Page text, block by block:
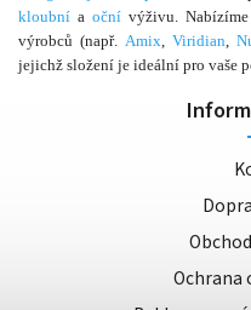
kloubní aoční výživu.
výrobců (např. Amix, Viridian,
jejichž složení je ideální pro vaše
Ochrana